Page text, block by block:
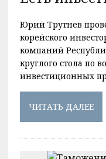
Юрий Трутнев
корейского
компаний
круглого стола по
инвестиционных
ЧИТАТЬ ДАЛЕЕ